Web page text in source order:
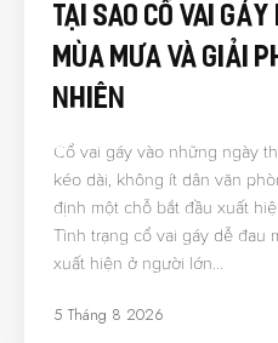
Tại Sao Cổ Vai
Mùa Mưa Và Giải
Nhiên
Cổ vai gáy vào những ngày
kéo dài, không ít dân văn
định một chỗ bắt đầu xuất
Tình trạng cổ vai gáy dễ đau
xuất hiện ở người lớn…
5 Tháng 8 2026